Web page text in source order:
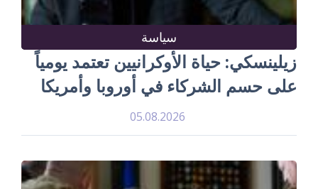
سياسة
زيلينسكي: حياة الأوكرانيين تعتمد يومياً
على حسم الشركاء في أوروبا وأمريكا
05.08.2026